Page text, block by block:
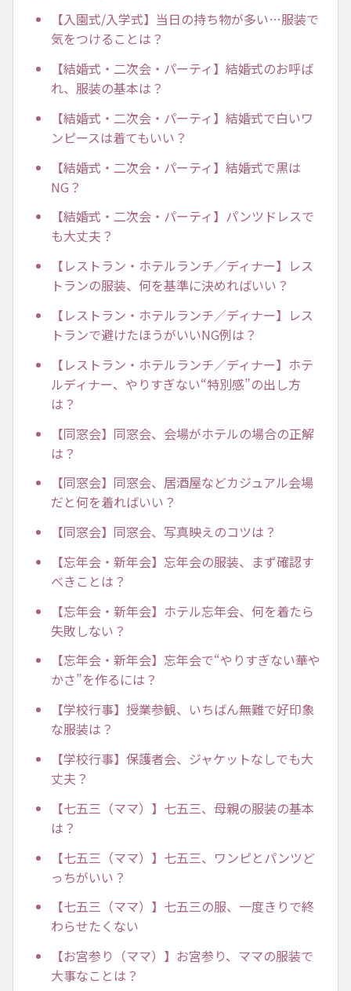
【入園式/入学式】当日の持ち物が多い…服装で
気をつけることは？
【結婚式・二次会・パーティ】結婚式のお呼ば
れ、服装の基本は？
【結婚式・二次会・パーティ】結婚式で白いワ
ンピースは着てもいい？
【結婚式・二次会・パーティ】結婚式で黒は
NG？
【結婚式・二次会・パーティ】パンツドレスで
も大丈夫？
【レストラン・ホテルランチ／ディナー】レス
トランの服装、何を基準に決めればいい？
【レストラン・ホテルランチ／ディナー】レス
トランで避けたほうがいいNG例は？
【レストラン・ホテルランチ／ディナー】ホテ
ルディナー、やりすぎない“特別感”の出し方
は？
【同窓会】同窓会、会場がホテルの場合の正解
は？
【同窓会】同窓会、居酒屋などカジュアル会場
だと何を着ればいい？
【同窓会】同窓会、写真映えのコツは？
【忘年会・新年会】忘年会の服装、まず確認す
べきことは？
【忘年会・新年会】ホテル忘年会、何を着たら
失敗しない？
【忘年会・新年会】忘年会で“やりすぎない華や
かさ”を作るには？
【学校行事】授業参観、いちばん無難で好印象
な服装は？
【学校行事】保護者会、ジャケットなしでも大
丈夫？
【七五三（ママ）】七五三、母親の服装の基本
は？
【七五三（ママ）】七五三、ワンピとパンツど
っちがいい？
【七五三（ママ）】七五三の服、一度きりで終
わらせたくない
【お宮参り（ママ）】お宮参り、ママの服装で
大事なことは？